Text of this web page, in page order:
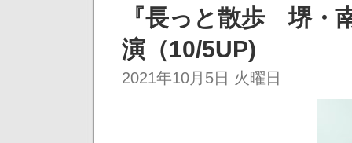
『長っと散歩 堺・
演（10/5UP)
2021年10月5日 火曜日